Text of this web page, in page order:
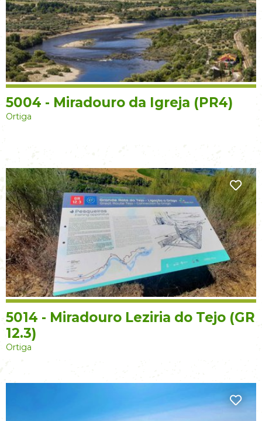
5004 - Miradouro da Igreja (PR4)
Ortiga
5014 - Miradouro Leziria do Tejo (GR
12.3)
Ortiga